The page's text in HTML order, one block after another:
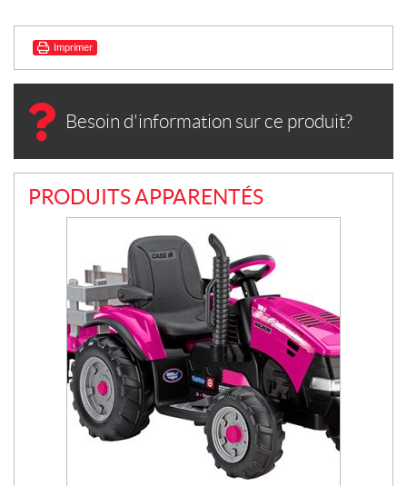
Imprimer
Besoin d'information sur ce produit?
PRODUITS APPARENTÉS